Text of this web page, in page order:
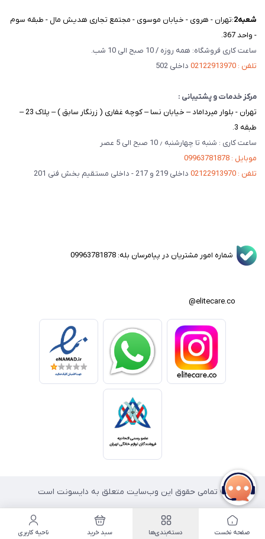
شعبه‌2 :تهران - هروی - خیابان موسوی - مجتمع تجاری هدیش مال - طبقه سوم
- واحد 367.
ساعت کاری فروشگاه: همه روزه / 10 صبح الی 10 شب.
تلفن : 02122913970
داخلی 502
مرکز خدمات و پشتیبانی :
تهران - بلوار میرداماد – خیابان نسا – کوچه غفاری ( زرنگار سابق ) – پلاک 23 –
طبقه 3.
ساعت کاری : شنبه تا چهارشنبه ٫ 10 صبح الی 5 عصر
موبایل : 09963781878
تلفن : 02122913970
داخلی 219 و 217 - داخلی مستقیم بخش فنی 201
شماره امور مشتریان در پیامرسان بله: 09963781878
© تمامی حقوق این وب‌سایت متعلق به دایسونت است
صفحه نخست دسته‌بندی‌ها سبد خرید ناحیه کاربری